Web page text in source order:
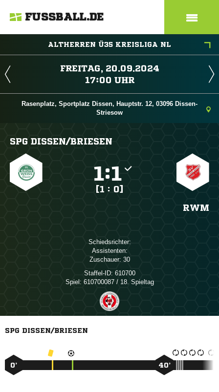
FUSSBALL.DE
ALTHERREN Ü35 KREISLIGA NL
 
 
Rasenplatz, Sportplatz Dissen, Hauptstr. 12, 03096 Dissen-
Striesow
SPG DISSEN/​BRIESEN
:
[1 : 0]
RWM
Schiedsrichter:
Assistenten:
Zuschauer: 30
Staffel-ID: 610700
Spiel: 610700087 / 18. Spieltag
SPG DISSEN/BRIESEN
0’ 40’